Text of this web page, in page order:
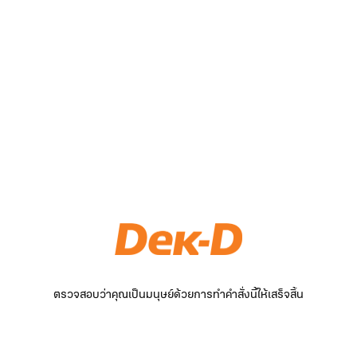
ตรวจสอบว่าคุณเป็นมนุษย์ด้วยการทำคำสั่งนี้ให้เสร็จสิ้น